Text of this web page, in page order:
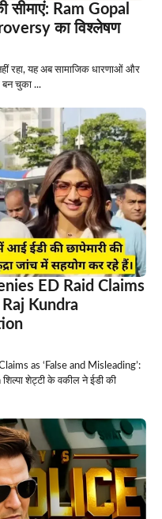
सीमाएं: Ram Gopal
का विश्लेषण
रहा, यह अब सामाजिक धारणाओं और
बन चुका ...
ED Raid Claims
Raj Kundra
as ‘False and Misleading’:
शेट्टी के वकील ने ईडी की